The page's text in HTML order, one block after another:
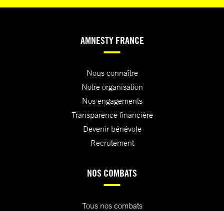
AMNESTY FRANCE
Nous connaître
Notre organisation
Nos engagements
Transparence financière
Devenir bénévole
Recrutement
NOS COMBATS
Tous nos combats